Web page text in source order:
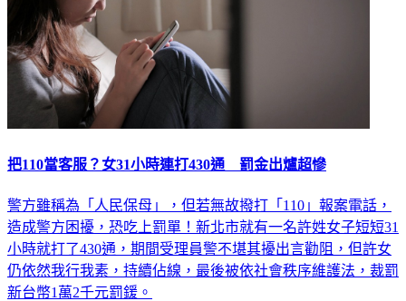
把110當客服？女31小時連打430通 罰金出爐超慘
警方雖稱為「人民保母」，但若無故撥打「110」報案電話，
造成警方困擾，恐吃上罰單！新北市就有一名許姓女子短短31
小時就打了430通，期間受理員警不堪其擾出言勸阻，但許女
仍依然我行我素，持續佔線，最後被依社會秩序維護法，裁罰
新台幣1萬2千元罰鍰。